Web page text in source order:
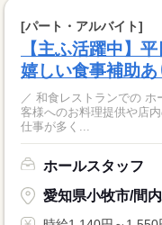
[パート・アルバイト]
【主ふ活躍中】
嬉しい食事補助あ
／ 和食レストランでの ホール・キッチン業務をお任せします ＼ お
客様へのお料理提供や店
仕事が多く...
ホールスタッフ
愛知県小牧市/間内